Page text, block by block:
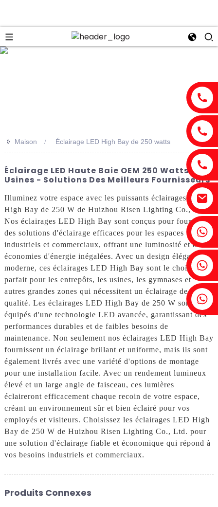
Fenia : +86 18607525299
Lierre : +86 18607522355
Tobin : +86 18818667168
>> Maison Éclairage LED High Bay de 250 watts
Éclairage LED Haute Baie OEM 250 Watts Pour
Usines - Solutions Des Meilleurs Fournisseurs
Illuminez votre espace avec les puissants éclairages LED
High Bay de 250 W de Huizhou Risen Lighting Co., Ltd.
Nos éclairages LED High Bay sont conçus pour fournir
des solutions d'éclairage efficaces pour les espaces
industriels et commerciaux, offrant une luminosité et des
économies d'énergie inégalées. Avec un design élégant et
moderne, ces éclairages LED High Bay sont le choix
parfait pour les entrepôts, les usines, les gymnases et
autres grandes zones qui nécessitent un éclairage de haute
qualité. Les éclairages LED High Bay de 250 W sont
équipés d'une technologie LED avancée, garantissant des
performances durables et de faibles besoins de
maintenance. Non seulement nos éclairages LED High Bay
fournissent un éclairage brillant et uniforme, mais ils sont
également livrés avec une variété d'options de montage
pour une installation facile. Avec un rendement lumineux
élevé et un large angle de faisceau, ces lumières
éclaireront efficacement chaque recoin de votre espace,
créant un environnement sûr et bien éclairé pour vos
employés et visiteurs. Choisissez les éclairages LED High
Bay de 250 W de Huizhou Risen Lighting Co., Ltd. pour
une solution d'éclairage fiable et économique qui répond à
vos besoins industriels et commerciaux.
Produits Connexes